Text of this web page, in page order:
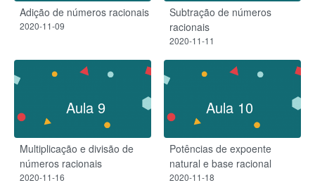
Adição de números racionais
2020-11-09
Subtração de números
racionais
2020-11-11
Aula 9
Multiplicação e divisão de
números racionais
2020-11-16
Aula 10
Potências de expoente
natural e base racional
2020-11-18